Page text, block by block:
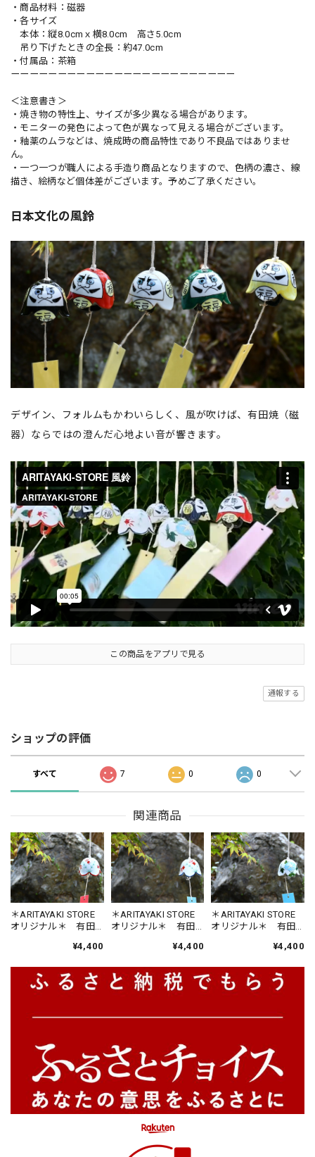
・商品材料：磁器
・各サイズ
本体：縦8.0cmｘ横8.0cm 高さ5.0cm
吊り下げたときの全長：約47.0cm
・付属品：茶箱
ーーーーーーーーーーーーーーーーーーーーーーーー
＜注意書き＞
・焼き物の特性上、サイズが多少異なる場合があります。
・モニターの発色によって色が異なって見える場合がございます。
・釉薬のムラなどは、焼成時の商品特性であり不良品ではありませ
ん。
・一つ一つが職人による手造り商品となりますので、色柄の濃さ、線
描き、絵柄など個体差がございます。予めご了承ください。
日本文化の風鈴
デザイン、フォルムもかわいらしく、風が吹けば、有田焼（磁
器）ならではの澄んだ心地よい音が響きます。
この商品をアプリで見る
通報する
ショップの評価
すべて 7 0 0
関連商品
＊ARITAYAKI STORE
オリジナル＊ 有田
れインテリア風鈴
ｘARITAYAKI-STORE”
¥4,400
＊ARITAYAKI STORE
オリジナル＊ 有田
れインテリア風鈴
ｘARITAYAKI-STORE”
¥4,400
＊ARITAYAKI STORE
オリジナル＊ 有田
れインテリア風鈴
顔】 ”古鈴ｘ
ARITAYAKI-STORE”
¥4,400